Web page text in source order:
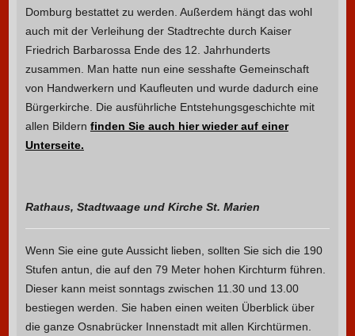
Domburg bestattet zu werden. Außerdem hängt das wohl
auch mit der Verleihung der Stadtrechte durch Kaiser
Friedrich Barbarossa Ende des 12. Jahrhunderts
zusammen. Man hatte nun eine sesshafte Gemeinschaft
von Handwerkern und Kaufleuten und wurde dadurch eine
Bürgerkirche. Die ausführliche Entstehungsgeschichte mit
allen Bildern finden Sie auch hier wieder auf einer
Unterseite.
Rathaus, Stadtwaage und Kirche St. Marien
Wenn Sie eine gute Aussicht lieben, sollten Sie sich die 190
Stufen antun, die auf den 79 Meter hohen Kirchturm führen.
Dieser kann meist sonntags zwischen 11.30 und 13.00
bestiegen werden. Sie haben einen weiten Überblick über
die ganze Osnabrücker Innenstadt mit allen Kirchtürmen.